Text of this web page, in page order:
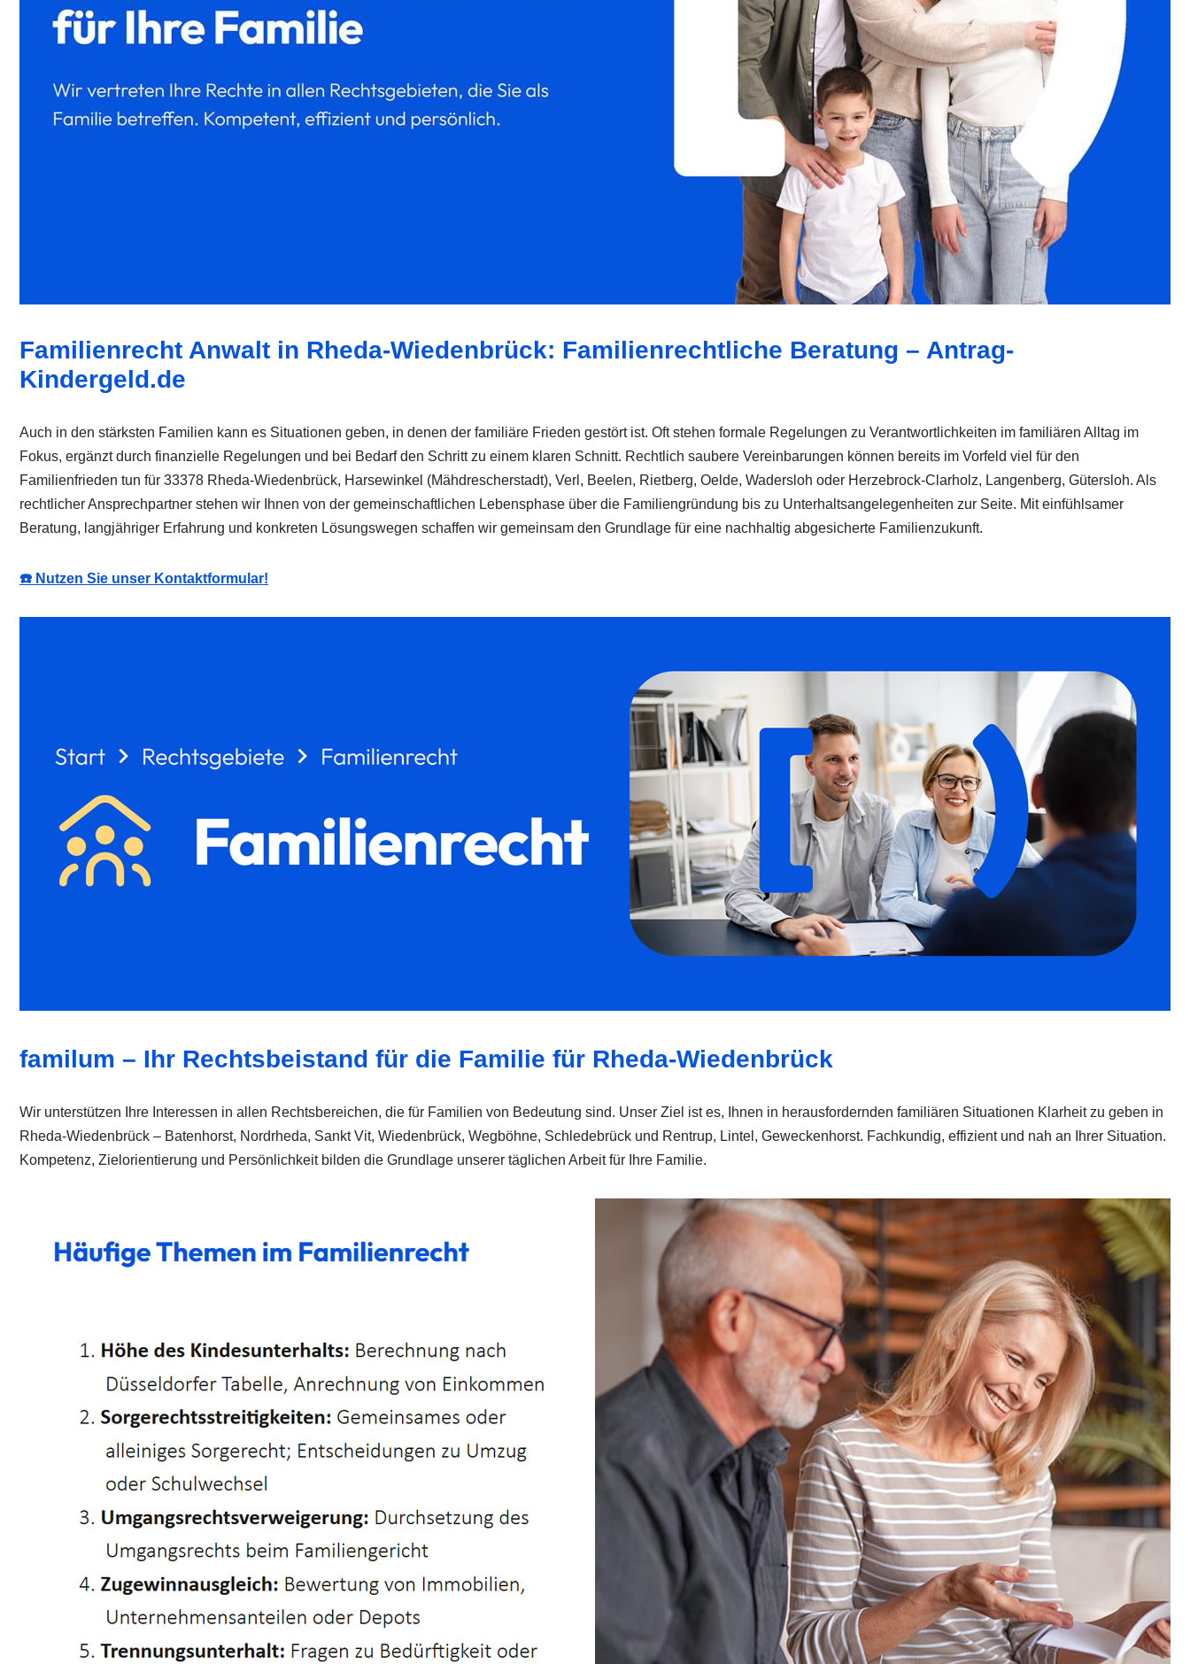
Familienrecht Anwalt in Rheda-Wiedenbrück: Familienrechtliche Beratung – Antrag-
Kindergeld.de
Auch in den stärksten Familien kann es Situationen geben, in denen der familiäre Frieden gestört ist. Oft stehen formale Regelungen zu Verantwortlichkeiten im familiären Alltag im
Fokus, ergänzt durch finanzielle Regelungen und bei Bedarf den Schritt zu einem klaren Schnitt. Rechtlich saubere Vereinbarungen können bereits im Vorfeld viel für den
Familienfrieden tun für 33378 Rheda-Wiedenbrück, Harsewinkel (Mähdrescherstadt), Verl, Beelen, Rietberg, Oelde, Wadersloh oder Herzebrock-Clarholz, Langenberg, Gütersloh. Als
rechtlicher Ansprechpartner stehen wir Ihnen von der gemeinschaftlichen Lebensphase über die Familiengründung bis zu Unterhaltsangelegenheiten zur Seite. Mit einfühlsamer
Beratung, langjähriger Erfahrung und konkreten Lösungswegen schaffen wir gemeinsam den Grundlage für eine nachhaltig abgesicherte Familienzukunft.
☎️ Nutzen Sie unser Kontaktformular!
familum – Ihr Rechtsbeistand für die Familie für Rheda-Wiedenbrück
Wir unterstützen Ihre Interessen in allen Rechtsbereichen, die für Familien von Bedeutung sind. Unser Ziel ist es, Ihnen in herausfordernden familiären Situationen Klarheit zu geben in
Rheda-Wiedenbrück – Batenhorst, Nordrheda, Sankt Vit, Wiedenbrück, Wegböhne, Schledebrück und Rentrup, Lintel, Geweckenhorst. Fachkundig, effizient und nah an Ihrer Situation.
Kompetenz, Zielorientierung und Persönlichkeit bilden die Grundlage unserer täglichen Arbeit für Ihre Familie.